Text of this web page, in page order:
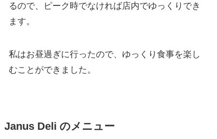
るので、ピーク時でなければ店内でゆっくりでき
ます。
私はお昼過ぎに行ったので、ゆっくり食事を楽し
むことができました。
Janus Deli のメニュー